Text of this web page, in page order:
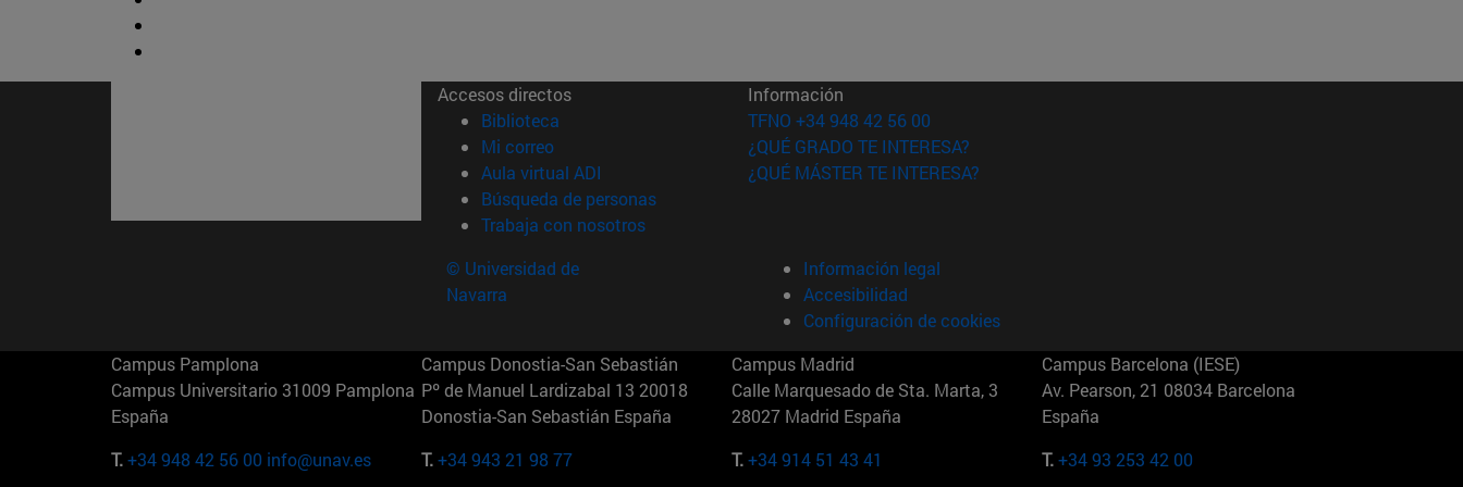
Accesos directos
Biblioteca (abre en nueva ventana)
Mi correo(abre en nueva ventana)
Aula virtual ADI (abre en nueva ventana)
Búsqueda de personas(abre en nueva ventana)
Trabaja con nosotros(abre en nueva ventana)
Información
TFNO +34 948 42 56 00
¿QUÉ GRADO TE INTERESA?
¿QUÉ MÁSTER TE INTERESA?
© Universidad de
Navarra
Información legal
Accesibilidad
Configuración de cookies
Campus Pamplona
Campus Universitario 31009 Pamplona
España
T.+34 948 42 56 00 info@unav.es
Campus Donostia-San Sebastián
Pº de Manuel Lardizabal 13 20018
Donostia-San Sebastián España
T.+34 943 21 98 77
Campus Madrid
Calle Marquesado de Sta. Marta, 3
28027 Madrid España
T.+34 914 51 43 41
Campus Barcelona (IESE)
Av. Pearson, 21 08034 Barcelona
España
T.+34 93 253 42 00